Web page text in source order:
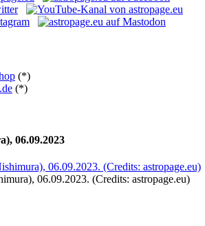
(*)
(*)
06.09.2023
06.09.2023. (Credits: astropage.eu)